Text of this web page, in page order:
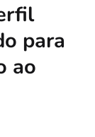
para
ao